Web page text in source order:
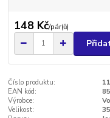
148 Kč/pár(ů)
Číslo produktu:
EAN kód:
Výrobce:
Velikost: